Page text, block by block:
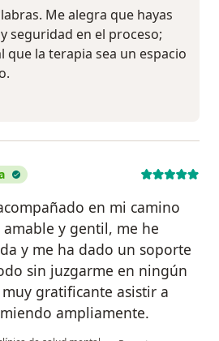
Me alegra que hayas
seguridad en el proceso;
que la terapia sea un espacio
en mi camino
y gentil, me he
y me ha dado un soporte
sin juzgarme en ningún
gratificante asistir a
ampliamente.